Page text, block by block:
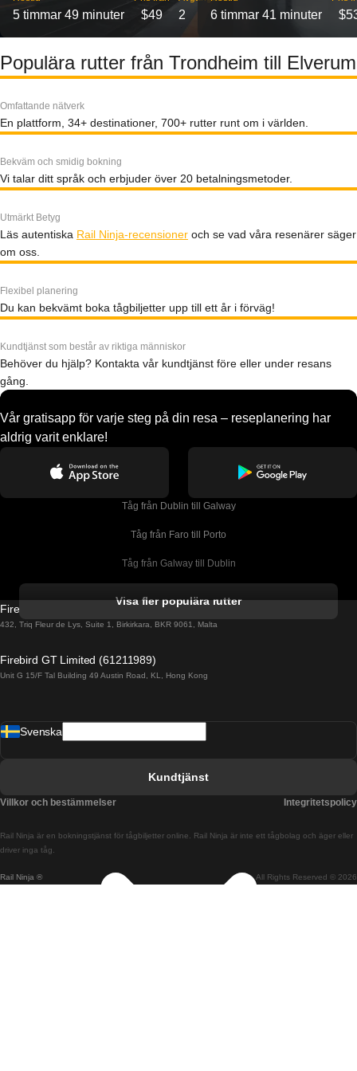
5 timmar 49 minuter $49 2 6 timmar 41 minuter
Populära rutter från Trondheim till Elverum
Omfattande nätverk
En plattform, 34+ destinationer, 700+ rutter runt om i världen.
Bekväm och smidig bokning
Vi talar ditt språk och erbjuder över 20 betalningsmetoder.
Utmärkt Betyg
Läs autentiska Rail Ninja-recensioner och se vad våra resenärer säger
om oss.
Flexibel planering
Du kan bekvämt boka tågbiljetter upp till ett år i förväg!
Kundtjänst som består av riktiga människor
Behöver du hjälp? Kontakta vår kundtjänst före eller under resans
gång.
Vår gratisapp för varje steg på din resa – reseplanering har
aldrig varit enklare!
Tåg från Dublin till Galway
Tåg från Faro till Porto
Tåg från Galway till Dublin
Tåg från Porto till Faro
Tåg från Barcelona till Madrid
Tåg från Budapest till Bratislava
Visa fler populära rutter
Firebird GT Limited (OC 1451)
432, Triq Fleur de Lys, Suite 1, Birkirkara, BKR 9061, Malta
Firebird GT Limited (61211989)
Unit G 15/F Tal Building 49 Austin Road, KL, Hong Kong
Rail Ninja ® All Rights Reserved © 2026
Rail Ninja är en bokningstjänst för tågbiljetter online. Rail Ninja är inte ett tågbolag och äger eller
driver inga tåg.
Svenska
Kundtjänst
Villkor och bestämmelser Integritetspolicy